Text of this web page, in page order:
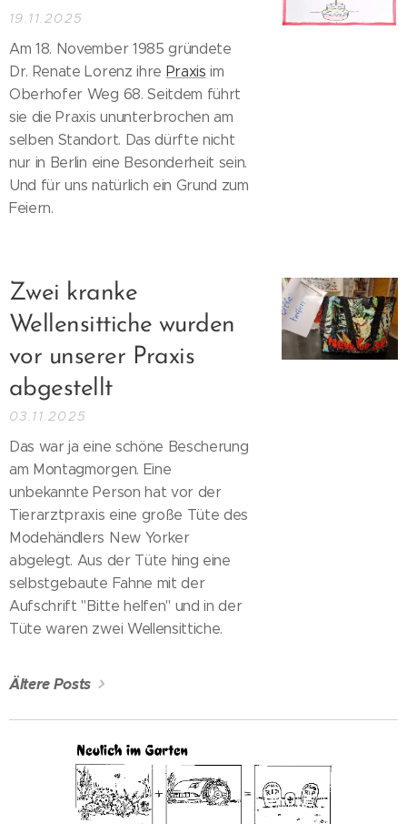
19.11.2025
Am 18. November 1985 gründete
Dr. Renate Lorenz ihre Praxis im
Oberhofer Weg 68. Seitdem führt
sie die Praxis ununterbrochen am
selben Standort. Das dürfte nicht
nur in Berlin eine Besonderheit sein.
Und für uns natürlich ein Grund zum
Feiern.
Zwei kranke
Wellensittiche wurden
vor unserer Praxis
abgestellt
03.11.2025
Das war ja eine schöne Bescherung
am Montagmorgen. Eine
unbekannte Person hat vor der
Tierarztpraxis eine große Tüte des
Modehändlers New Yorker
abgelegt. Aus der Tüte hing eine
selbstgebaute Fahne mit der
Aufschrift "Bitte helfen" und in der
Tüte waren zwei Wellensittiche.
Ältere Posts